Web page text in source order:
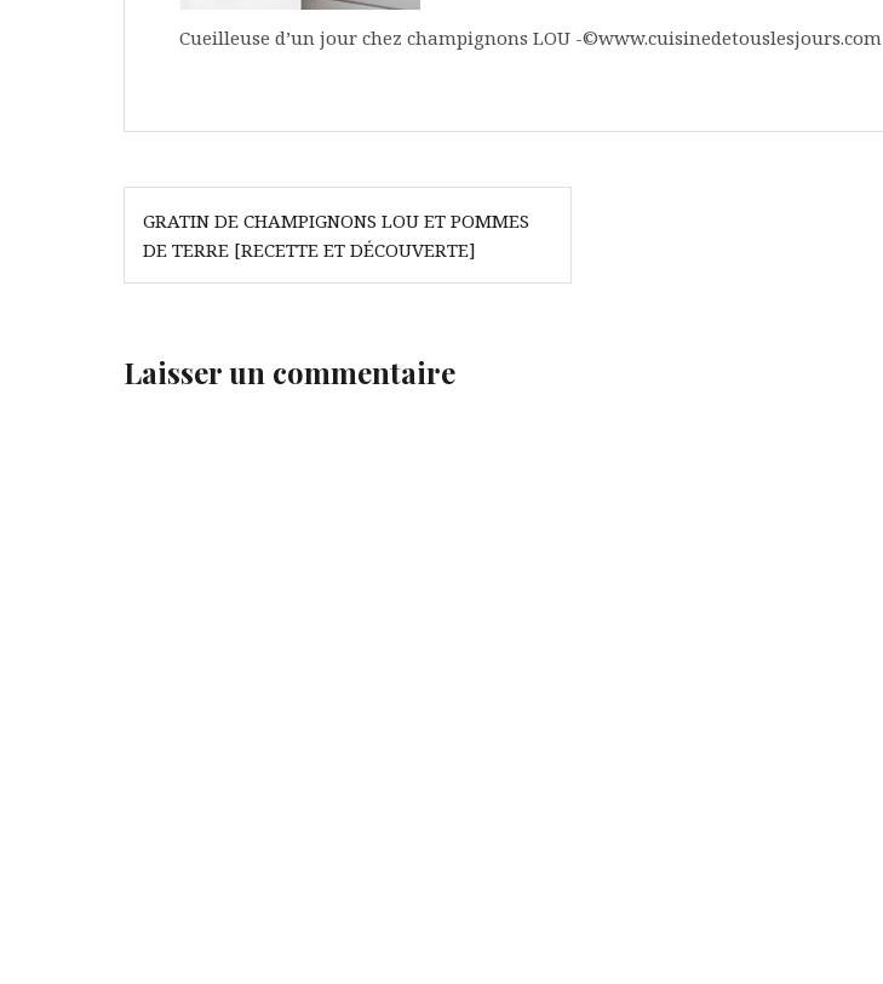
Cueilleuse d’un jour chez champignons LOU -©www.cuisinedetouslesjours.com
Navigation
de
l’article
GRATIN DE CHAMPIGNONS LOU ET POMMES
DE TERRE [RECETTE ET DÉCOUVERTE]
Laisser un commentaire